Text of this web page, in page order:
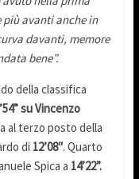
più avanti anche in
davanti, memore
bene”.
della classifica
su Vincenzo
al terzo posto della
di 12’08″. Quarto
Spica a 14’22”.